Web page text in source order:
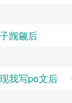
觊觎后
我写po文后